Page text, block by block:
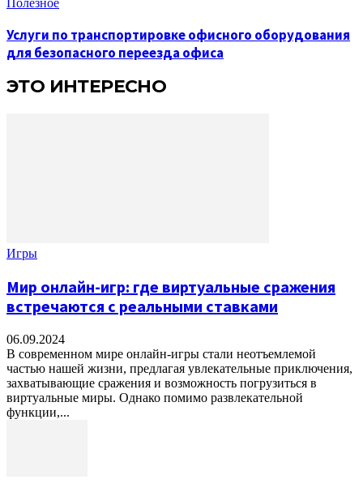
Полезное
Услуги по транспортировке офисного оборудования
для безопасного переезда офиса
ЭТО ИНТЕРЕСНО
Игры
Мир онлайн-игр: где виртуальные сражения
встречаются с реальными ставками
06.09.2024
В современном мире онлайн-игры стали неотъемлемой
частью нашей жизни, предлагая увлекательные приключения,
захватывающие сражения и возможность погрузиться в
виртуальные миры. Однако помимо развлекательной
функции,...